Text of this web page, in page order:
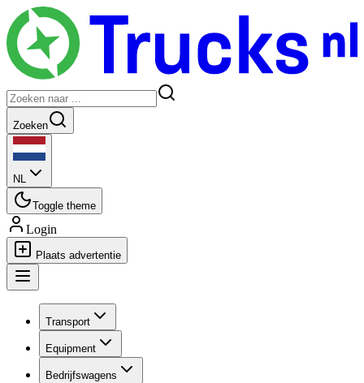
Zoeken
NL
Toggle theme
Login
Plaats advertentie
Transport
Equipment
Bedrijfswagens